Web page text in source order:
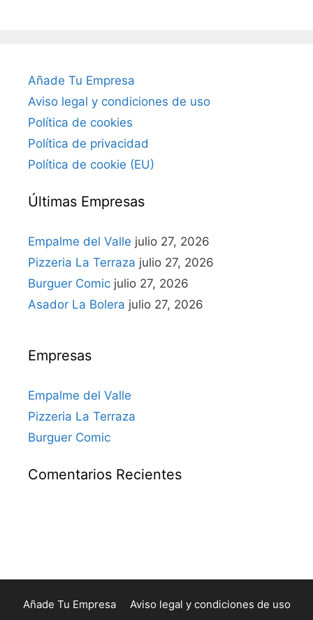
Añade Tu Empresa
Aviso legal y condiciones de uso
Política de cookies
Política de privacidad
Política de cookie (EU)
Últimas Empresas
Empalme del Valle julio 27, 2026
Pizzeria La Terraza julio 27, 2026
Burguer Comic julio 27, 2026
Asador La Bolera julio 27, 2026
Empresas
Empalme del Valle
Pizzeria La Terraza
Burguer Comic
Comentarios Recientes
Añade Tu Empresa Aviso legal y condiciones de uso